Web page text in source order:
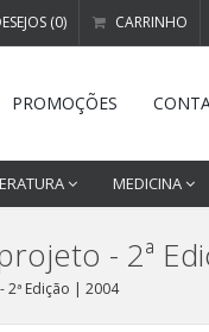
(0) CARRINHO
PROMOÇÕES
MEDICINA
- 2ª
Edição | 2004